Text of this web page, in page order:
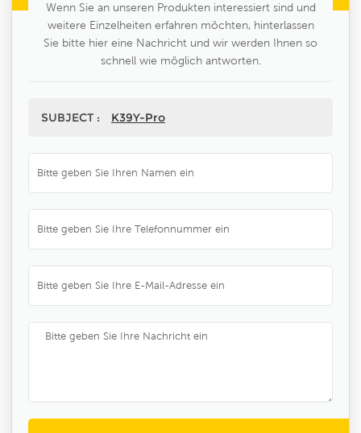
Wenn Sie an unseren Produkten interessiert sind und
weitere Einzelheiten erfahren möchten, hinterlassen
Sie bitte hier eine Nachricht und wir werden Ihnen so
schnell wie möglich antworten.
SUBJECT : K39Y-Pro